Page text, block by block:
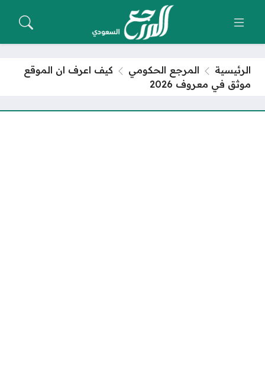
الرئيسية المرجع الحكومي
كيف اعرف ان الموقع
موثق في معروف 2026